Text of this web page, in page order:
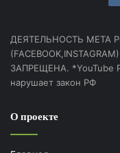
ДЕЯТЕЛЬНОСТЬ МЕТА
ЗАПРЕЩЕНА. *YouTube
нарушает закон РФ
О проекте